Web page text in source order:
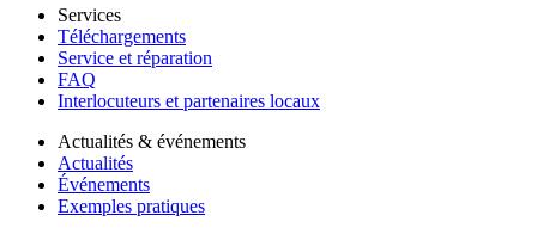
Services
Téléchargements
Service et réparation
FAQ
Interlocuteurs et partenaires locaux
Actualités & événements
Actualités
Événements
Exemples pratiques